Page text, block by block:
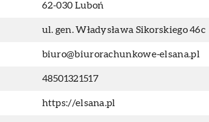
62-030 Luboń
ul. gen. Władysława Sikorskiego 46c
biuro@biurorachunkowe-elsana.pl
48501321517
https://elsana.pl